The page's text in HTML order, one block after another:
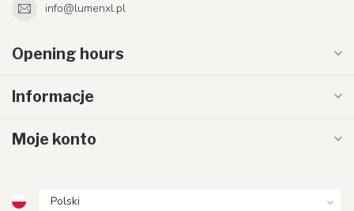
info@lumenxl.pl
Opening hours
Informacje
Moje konto